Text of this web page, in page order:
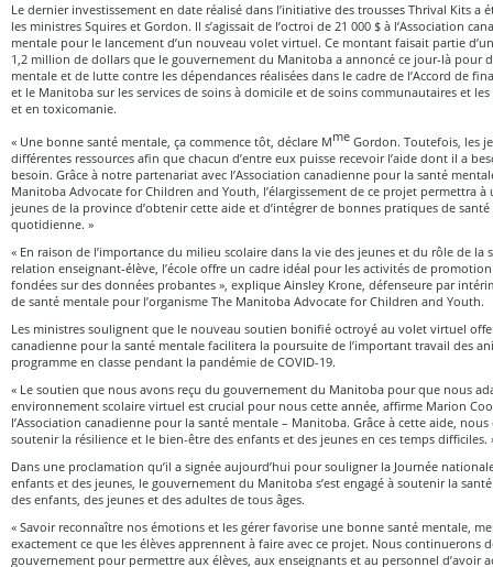
Le dernier investissement en date réalisé dans l’initiative des trousses Thrival Kits a
les ministres Squires et Gordon. Il s’agissait de l’octroi de 21 000 $ à l’Association
mentale pour le lancement d’un nouveau volet virtuel. Ce montant faisait partie
1,2 million de dollars que le gouvernement du Manitoba a annoncé ce jour-là pour
mentale et de lutte contre les dépendances réalisées dans le cadre de l’Accord de
et le Manitoba sur les services de soins à domicile et de soins communautaires et
et en toxicomanie.
« Une bonne santé mentale, ça commence tôt, déclare Mme Gordon. Toutefois, les
différentes ressources afin que chacun d’entre eux puisse recevoir l’aide dont il a
besoin. Grâce à notre partenariat avec l’Association canadienne pour la santé
Manitoba Advocate for Children and Youth, l’élargissement de ce projet permettra
jeunes de la province d’obtenir cette aide et d’intégrer de bonnes pratiques de
quotidienne. »
« En raison de l’importance du milieu scolaire dans la vie des jeunes et du rôle de la
relation enseignant-élève, l’école offre un cadre idéal pour les activités de
fondées sur des données probantes », explique Ainsley Krone, défenseure par
de santé mentale pour l’organisme The Manitoba Advocate for Children and Youth.
Les ministres soulignent que le nouveau soutien bonifié octroyé au volet virtuel
canadienne pour la santé mentale facilitera la poursuite de l’important travail des
programme en classe pendant la pandémie de COVID-19.
« Le soutien que nous avons reçu du gouvernement du Manitoba pour que nous
environnement scolaire virtuel est crucial pour nous cette année, affirme Marion
l’Association canadienne pour la santé mentale – Manitoba. Grâce à cette aide,
soutenir la résilience et le bien-être des enfants et des jeunes en ces temps difficiles.
Dans une proclamation qu’il a signée aujourd’hui pour souligner la Journée
enfants et des jeunes, le gouvernement du Manitoba s’est engagé à soutenir la
des enfants, des jeunes et des adultes de tous âges.
« Savoir reconnaître nos émotions et les gérer favorise une bonne santé mentale,
exactement ce que les élèves apprennent à faire avec ce projet. Nous continuerons
gouvernement pour permettre aux élèves, aux enseignants et au personnel d’avoir